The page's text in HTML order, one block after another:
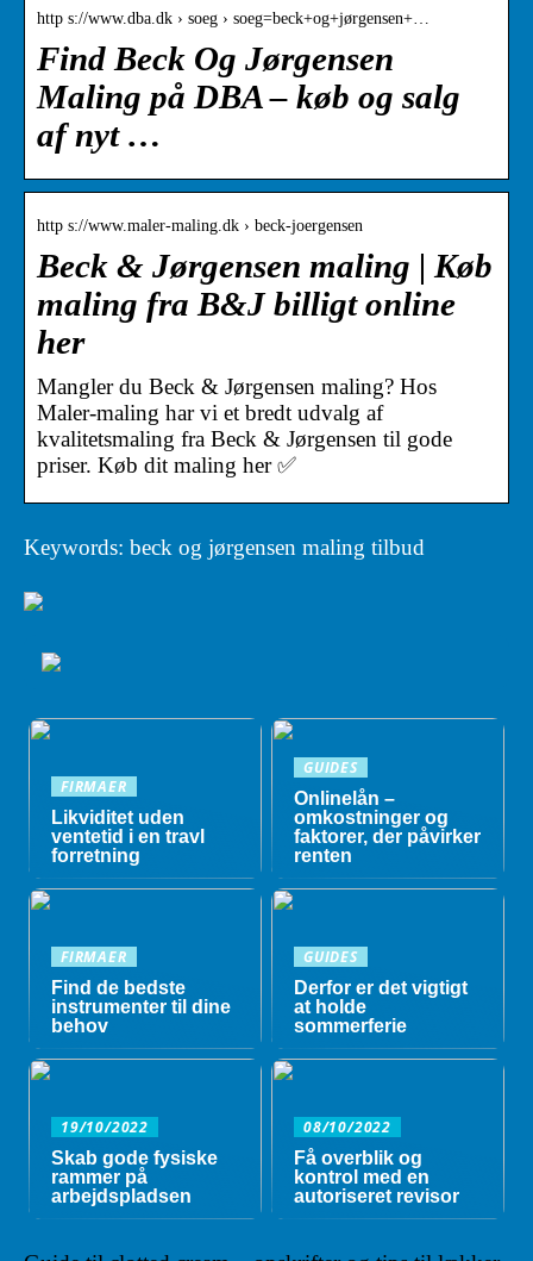
http s://www.dba.dk › soeg › soeg=beck+og+jørgensen+…
Find Beck Og Jørgensen
Maling på DBA – køb og salg
af nyt …
http s://www.maler-maling.dk › beck-joergensen
Beck & Jørgensen maling | Køb
maling fra B&J billigt online
her
Mangler du Beck & Jørgensen maling? Hos
Maler-maling har vi et bredt udvalg af
kvalitetsmaling fra Beck & Jørgensen til gode
priser. Køb dit maling her ✅
Keywords: beck og jørgensen maling tilbud
FIRMAER
Likviditet uden
ventetid i en travl
forretning
GUIDES
Onlinelån –
omkostninger og
faktorer, der påvirker
renten
FIRMAER
Find de bedste
instrumenter til dine
behov
GUIDES
Derfor er det vigtigt
at holde
sommerferie
19/10/2022
Skab gode fysiske
rammer på
arbejdspladsen
08/10/2022
Få overblik og
kontrol med en
autoriseret revisor